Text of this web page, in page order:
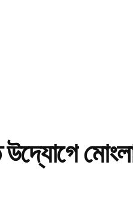
উদ্যোগে